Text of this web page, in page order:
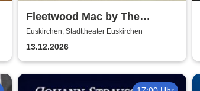
Fleetwood Mac by The
Cosmic Carnival - The
Incredible Story
Euskirchen, Stadttheater Euskirchen
13.12.2026